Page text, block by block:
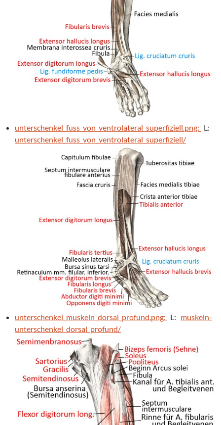
unterschenkel_fuss_von_ventrolateral_superfiziell.png: L:
unterschenkel_fuss_von_ventrolateral_superfiziell/
unterschenkel_muskeln_dorsal_profund.png: L: muskeln-
unterschenkel_dorsal_profund/